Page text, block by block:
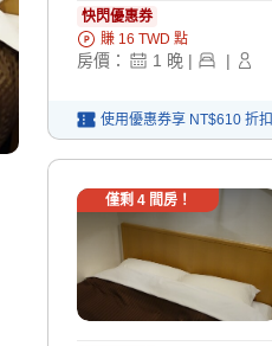
快閃優惠券
賺 16 TWD 點
房價： 1 晚 | |
使用優惠券享 NT$610 折扣
僅剩 4間房！